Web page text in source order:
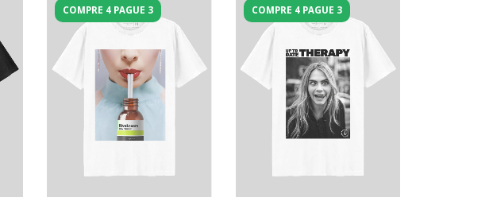
COMPRE 4 PAGUE 3 COMPRE 4 PAGUE 3